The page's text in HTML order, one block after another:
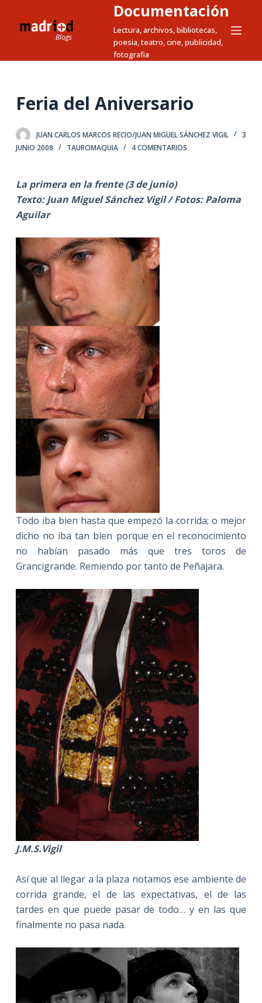
t
o
d
Documentación
Lectura, archivos, bibliotecas,
poesia, teatro, cine, publicidad,
fotografia
Feria del Aniversario
JUAN CARLOS MARCOS RECIO/JUAN MIGUEL SÁNCHEZ VIGIL
3
JUNIO 2008
TAUROMAQUIA 4 COMENTARIOS
La primera en la frente (3 de junio)
Texto: Juan Miguel Sánchez Vigil / Fotos: Paloma
Aguilar
Todo iba bien hasta que empezó la corrida; o mejor
dicho no iba tan bien porque en el reconocimiento
no habían pasado más que tres toros de
Grancigrande. Remiendo por tanto de Peñajara.
J.M.S.Vigil
Así que al llegar a la plaza notamos ese ambiente de
corrida grande, el de las expectativas, el de las
tardes en que puede pasar de todo… y en las que
finalmente no pasa nada.